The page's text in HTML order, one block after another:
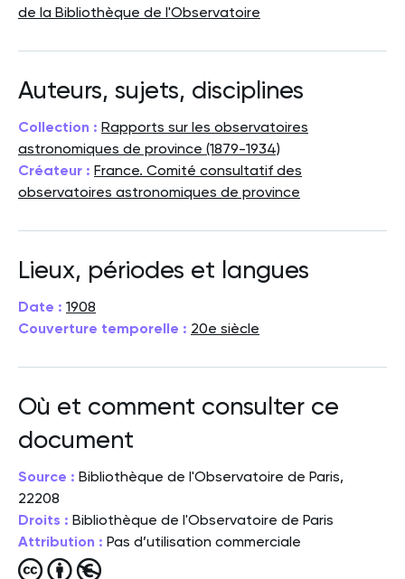
de la Bibliothèque de l'Observatoire
Auteurs, sujets, disciplines
Collection : Rapports sur les observatoires
astronomiques de province (1879-1934)
Créateur : France. Comité consultatif des
observatoires astronomiques de province
Lieux, périodes et langues
Date : 1908
Couverture temporelle : 20e siècle
Où et comment consulter ce
document
Source : Bibliothèque de l'Observatoire de Paris,
22208
Droits : Bibliothèque de l'Observatoire de Paris
Attribution : Pas d’utilisation commerciale